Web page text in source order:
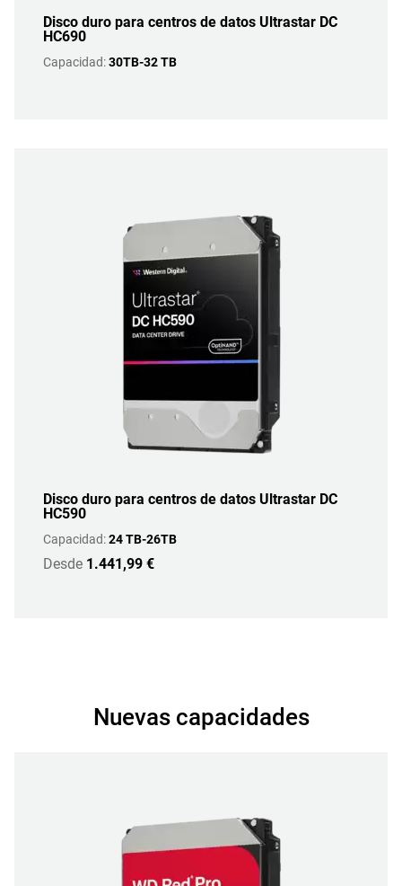
Disco duro para centros de datos Ultrastar DC
HC690
Capacidad:30TB-32 TB
Disco duro para centros de datos Ultrastar DC
HC590
Capacidad:24 TB-26TB
Desde 1.441,99 €
Nuevas capacidades